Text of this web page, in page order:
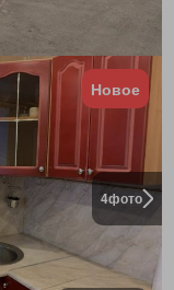
4фото
Новое